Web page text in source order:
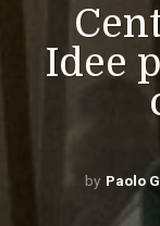
Idee
Paolo